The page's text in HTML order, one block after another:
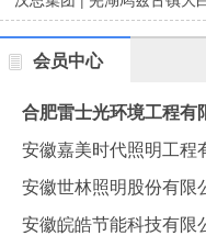
会员中心
合肥雷士光环境工程有
安徽嘉美时代照明工程
安徽世林照明股份有限
安徽皖皓节能科技有限